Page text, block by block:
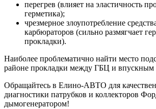
перегрев (влияет на эластичность
герметика);
чрезмерное злоупотребление
карбюраторов (сильно размягчает
прокладки).
Наиболее проблематично найти место
районе прокладки между ГБЦ и впускным
Обращайтесь в Елино-АВТО для
диагностики патрубков и коллекторов
дымогенератором!